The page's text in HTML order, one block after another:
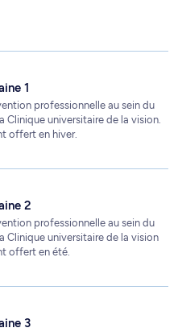
1
professionnelle au sein du
Clinique universitaire de la vision.
offert en hiver.
2
professionnelle au sein du
Clinique universitaire de la vision
offert en été.
3